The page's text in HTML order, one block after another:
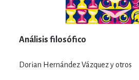
Análisis filosófico
Dorian Hernández Vázquez y otros